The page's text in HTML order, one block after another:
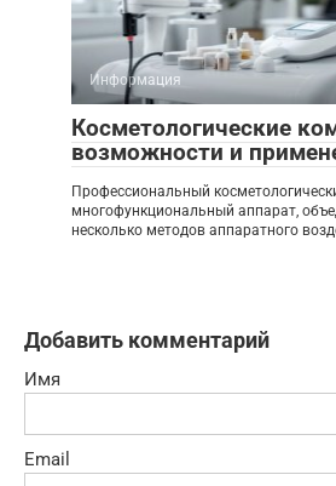
Информация
Косметологические
возможности и
Профессиональный
многофункциональный аппарат,
несколько методов аппаратного
Добавить комментарий
Имя
Email